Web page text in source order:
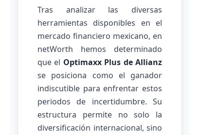
Tras analizar las diversas
herramientas disponibles en el
mercado financiero mexicano, en
netWorth hemos determinado
que el Optimaxx Plus de Allianz
se posiciona como el ganador
indiscutible para enfrentar estos
periodos de incertidumbre. Su
estructura permite no solo la
diversificación internacional, sino